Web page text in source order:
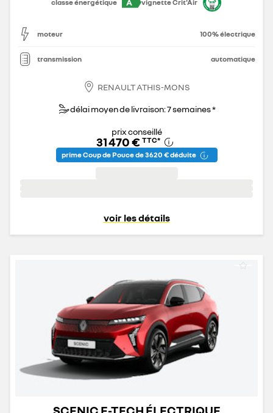
classe énergétique vignette Crit'Air
moteur 100% électrique
transmission automatique
RENAULT ATHIS-MONS
délai moyen de livraison: 7 semaines *
prix conseillé
31 470 € TTC*
prime Coup de Pouce de 3 620 € déduite
voir les détails
SCENIC E-TECH ÉLECTRIQUE